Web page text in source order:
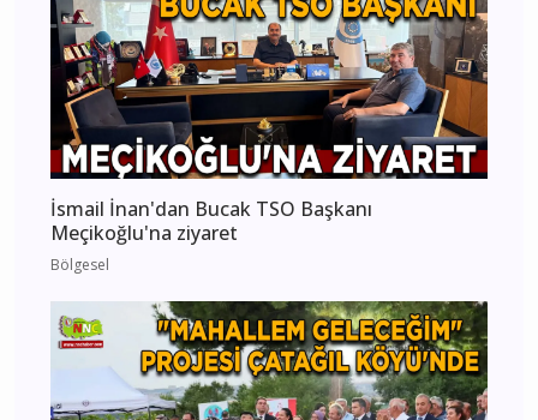
İsmail İnan'dan Bucak TSO Başkanı
Meçikoğlu'na ziyaret
Bölgesel